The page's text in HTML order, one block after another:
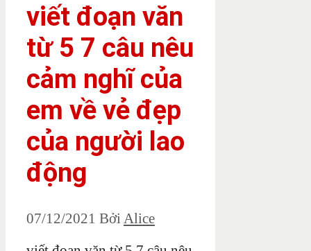
viết đoạn văn
từ 5 7 câu nêu
cảm nghĩ của
em về vẻ đẹp
của người lao
động
07/12/2021 BởiAlice